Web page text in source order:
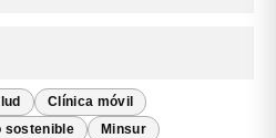
Clínica móvil
sostenible Minsur